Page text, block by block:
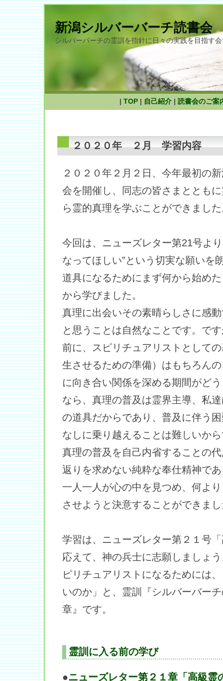
新潟シルバーバーチ読書会
シルバーバーチの霊訓を指針に日々の実践を目指す
| TOP | 自己紹介 | 読書会のご案
２０２０年 ２月 学習内容
２０２０年２月２日、今年最初の
会を開催し、同志の皆さまととも
ら霊的真理を学ぶことができまし
今回は、ニューズレター第21号よ
なってほしい”という切実な願いを
道具になるためにまず何から始め
から学びました。
真理に出会いその素晴らしさに感
と思うことは自然なことです。で
前に、スピリチュアリストとして
生させるための準備）はもちろん
に向き合い関係を深める期間がど
なら、真理の普及は霊界主導、私
の道具だからであり、普及に伴う
なしに乗り越えることは難しいか
真理の普及を自己内省することの
返りを求めない純粋な奉仕精神で
一人一人が心の中を見つめ、何よ
させようと決意することができま
学習は、ニューズレター第２１号
応えて、神の兵士に志願しましょ
ピリチュアリストになるためには
いのか」と、霊訓『シルバーバー
章』です。
霊訓に入る前の学び
●ニューズレター第２１章「高級霊